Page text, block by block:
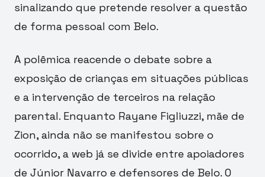
sinalizando que pretende resolver a questão
de forma pessoal com Belo.
A polêmica reacende o debate sobre a
exposição de crianças em situações públicas
e a intervenção de terceiros na relação
parental. Enquanto Rayane Figliuzzi, mãe de
Zion, ainda não se manifestou sobre o
ocorrido, a web já se divide entre apoiadores
de Júnior Navarro e defensores de Belo. O